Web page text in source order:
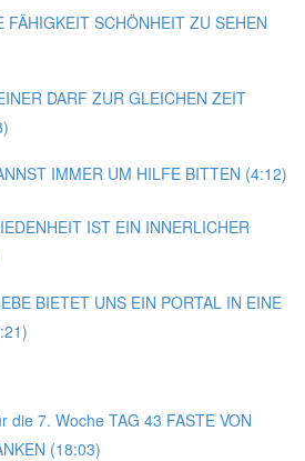
FÄHIGKEIT SCHÖNHEIT ZU SEHEN
DARF ZUR GLEICHEN ZEIT
IMMER UM HILFE BITTEN (4:12)
IST EIN INNERLICHER
BIETET UNS EIN PORTAL IN EINE
die 7. Woche TAG 43 FASTE VON
(18:03)